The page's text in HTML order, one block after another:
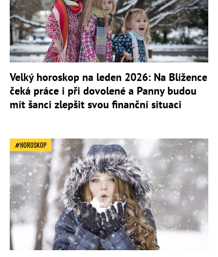
Velký horoskop na leden 2026: Na Blížence
čeká práce i při dovolené a Panny budou
mít šanci zlepšit svou finanční situaci
HOROSKOP